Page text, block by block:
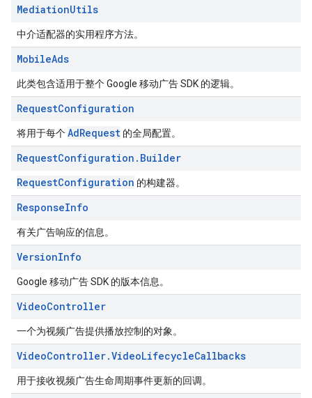
MediationUtils
中介适配器的实用程序方法。
MobileAds
此类包含适用于整个 Google 移动广告 SDK 的逻辑。
RequestConfiguration
将用于每个AdRequest 的全局配置。
RequestConfiguration . Builder
RequestConfiguration 的构建器。
ResponseInfo
有关广告响应的信息。
VersionInfo
Google 移动广告 SDK 的版本信息。
VideoController
一个为视频广告提供播放控制的对象。
VideoController.VideoLifecycleCallbacks
用于接收视频广告生命周期事件更新的回调。